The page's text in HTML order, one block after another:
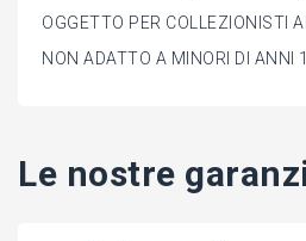
OGGETTO PER COLLEZIONISTI
NON ADATTO A MINORI DI ANNI
Le nostre